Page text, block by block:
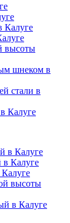
Калуге
высоты
шнеком в
стали в
Калуге
в Калуге
Калуге
высоты
в Калуге